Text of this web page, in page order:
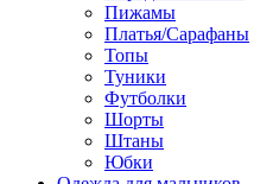
Пижамы
Платья/Сарафаны
Топы
Туники
Футболки
Шорты
Штаны
Юбки